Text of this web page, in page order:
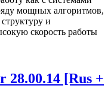
мощных алгоритмов,
и
скорость работы
28.00.14 [Rus +